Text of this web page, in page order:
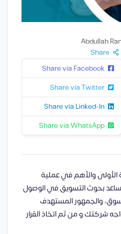
Abdullah
Share
Share via Facebook
Share via Twitter
Share via Linked-In
Share via WhatsApp
والأهم في عملية
بحوث التسويق في الوصول
والجمهور المستهدف
شركتك و من ثم اتخاذ القرار